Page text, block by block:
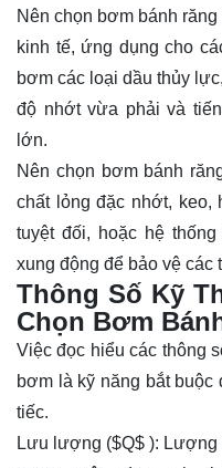
Nên chọn bơm bánh
kinh tế, ứng dụng cho
bơm các loại dầu thủy
độ nhớt vừa phải và
lớn.
Nên chọn bơm bánh
chất lỏng đặc nhớt, keo,
tuyệt đối, hoặc hệ
xung động để bảo vệ
Thông Số Kỹ
Chọn Bơm
Việc đọc hiểu các thông
bơm là kỹ năng bắt buộc
tiếc.
Lưu lượng ($Q$ ): Lượng